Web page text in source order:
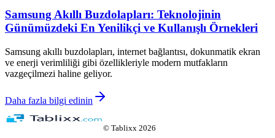
Samsung Akıllı Buzdolapları: Teknolojinin
Günümüzdeki En Yenilikçi ve Kullanışlı Örnekleri
Samsung akıllı buzdolapları, internet bağlantısı, dokunmatik ekran
ve enerji verimliliği gibi özellikleriyle modern mutfakların
vazgeçilmezi haline geliyor.
Daha fazla bilgi edinin
© Tablixx 2026